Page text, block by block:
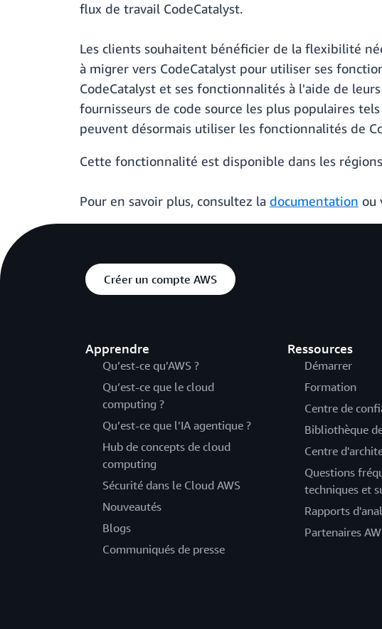
flux de travail CodeCatalyst.
Les clients souhaitent bénéficier de la flexibilité
à migrer vers CodeCatalyst pour utiliser ses
CodeCatalyst et ses fonctionnalités à l'aide de
fournisseurs de code source les plus populaires
peuvent désormais utiliser les fonctionnalités de
Cette fonctionnalité est disponible dans les
Pour en savoir plus, consultez la documentation ou
Créer un compte AWS
Apprendre
Qu’est-ce qu’AWS ?
Qu’est-ce que le cloud
computing ?
Qu’est-ce que l’IA agentique ?
Hub de concepts de cloud
computing
Sécurité dans le Cloud AWS
Nouveautés
Blogs
Communiqués de presse
Ressources
Démarrer
Formation
Centre de
Bibliothèque
Centre
Questions
techniques et
Rapports
Partenaires